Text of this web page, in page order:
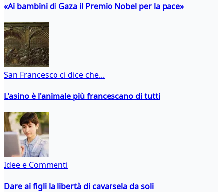
«Ai bambini di Gaza il Premio Nobel per la pace»
San Francesco ci dice che...
L'asino è l'animale più francescano di tutti
Idee e Commenti
Dare ai figli la libertà di cavarsela da soli